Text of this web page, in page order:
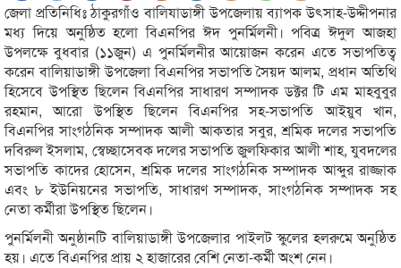
জেলা প্রতিনিধিঃ ঠাকুরগাঁও বালিযাডাঙ্গী উপজেলায় ব্যাপক উৎসাহ-উদ্দীপনার
মধ্য দিয়ে অনুষ্ঠিত হলো বিএনপির ঈদ পুনর্মিলনী। পবিত্র ঈদুল আজহা
উপলক্ষে বুধবার (১১জুন) এ পুনর্মিলনীর আয়োজন করেন এতে সভাপতিত্ব
করেন বালিয়াডাঙ্গী উপজেলা বিএনপির সভাপতি সৈয়দ আলম, প্রধান অতিথি
হিসেবে উপস্থিত ছিলেন বিএনপির সাধারণ সম্পাদক ডক্টর টি এম মাহবুবুর
রহমান, আরো উপস্থিত ছিলেন বিএনপির সহ-সভাপতি আইয়ুব খান,
বিএনপির সাংগঠনিক সম্পাদক আলী আকতার সবুর, শ্রমিক দলের সভাপতি
দবিরুল ইসলাম, স্বেচ্ছাসেবক দলের সভাপতি জুলফিকার আলী শাহ, যুবদলের
সভাপতি কাদের হোসেন, শ্রমিক দলের সাংগঠনিক সম্পাদক আব্দুর রাজ্জাক
এবং ৮ ইউনিয়নের সভাপতি, সাধারণ সম্পাদক, সাংগঠনিক সম্পাদক সহ
নেতা কর্মীরা উপস্থিত ছিলেন।
পুনর্মিলনী অনুষ্ঠানটি বালিয়াডাঙ্গী উপজেলার পাইলট স্কুলের হলরুমে অনুষ্ঠিত
হয়। এতে বিএনপির প্রায় ২ হাজারের বেশি নেতা-কর্মী অংশ নেন।